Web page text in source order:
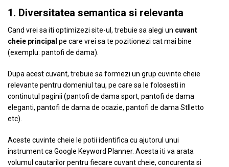
1. Diversitatea semantica si relevanta
Cand vrei sa iti optimizezi site-ul, trebuie sa alegi un cuvant
cheie principal pe care vrei sa te pozitionezi cat mai bine
(exemplu: pantofi de dama).
Dupa acest cuvant, trebuie sa formezi un grup cuvinte cheie
relevante pentru domeniul tau, pe care sa le folosesti in
continutul paginii (pantofi de dama sport, pantofi de dama
eleganti, pantofi de dama de ocazie, pantofi de dama StIletto
etc).
Aceste cuvinte cheie le potii identifica cu ajutorul unui
instrument ca Google Keyword Planner. Acesta iti va arata
volumul cautarilor pentru fiecare cuvant cheie, concurenta si